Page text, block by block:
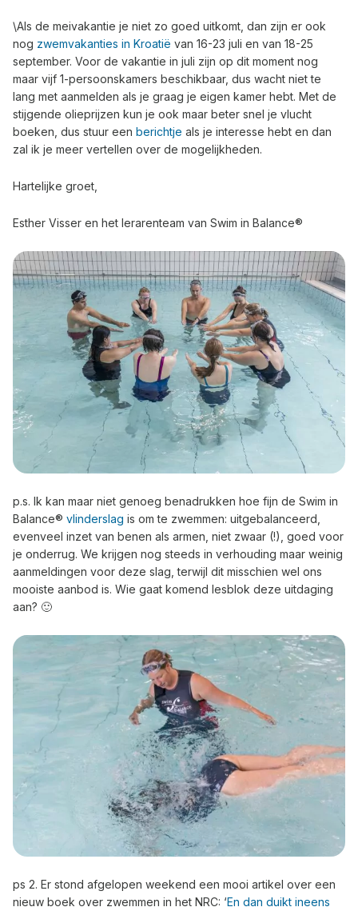
\Als de meivakantie je niet zo goed uitkomt, dan zijn er ook
nog zwemvakanties in Kroatië van 16-23 juli en van 18-25
september. Voor de vakantie in juli zijn op dit moment nog
maar vijf 1-persoonskamers beschikbaar, dus wacht niet te
lang met aanmelden als je graag je eigen kamer hebt. Met de
stijgende olieprijzen kun je ook maar beter snel je vlucht
boeken, dus stuur een berichtje als je interesse hebt en dan
zal ik je meer vertellen over de mogelijkheden.
Hartelijke groet,
Esther Visser en het lerarenteam van Swim in Balance®
p.s. Ik kan maar niet genoeg benadrukken hoe fijn de Swim in
Balance® vlinderslag is om te zwemmen: uitgebalanceerd,
evenveel inzet van benen als armen, niet zwaar (!), goed voor
je onderrug. We krijgen nog steeds in verhouding maar weinig
aanmeldingen voor deze slag, terwijl dit misschien wel ons
mooiste aanbod is. Wie gaat komend lesblok deze uitdaging
aan? 🙂
ps 2. Er stond afgelopen weekend een mooi artikel over een
nieuw boek over zwemmen in het NRC: ‘En dan duikt ineens